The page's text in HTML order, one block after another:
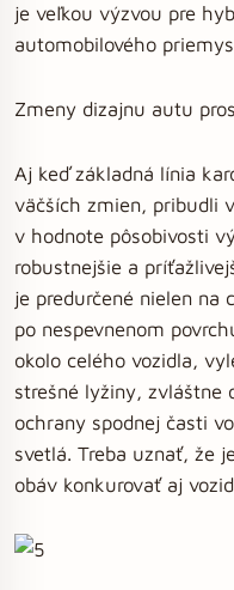
je veľkou výzvou pre
automobilového
Zmeny dizajnu autu
Aj keď základná línia
väčších zmien, pribudli
v hodnote pôsobivosti
robustnejšie a
je predurčené nielen na
po nespevnenom
okolo celého vozidla,
strešné lyžiny, zvláštne
ochrany spodnej časti
svetlá. Treba uznať, že
obáv konkurovať aj